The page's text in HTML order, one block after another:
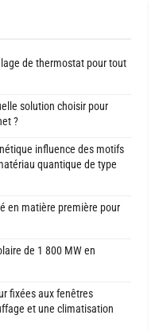
de thermostat pour tout
solution choisir pour
?
influence des motifs
quantique de type
en matière première pour
de 1 800 MW en
fixées aux fenêtres
et une climatisation